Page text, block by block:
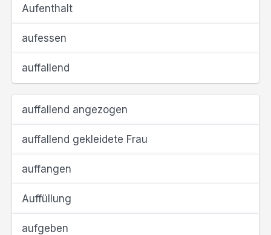
Aufenthalt
aufessen
auffallend
auffallend angezogen
auffallend gekleidete Frau
auffangen
Auffüllung
aufgeben